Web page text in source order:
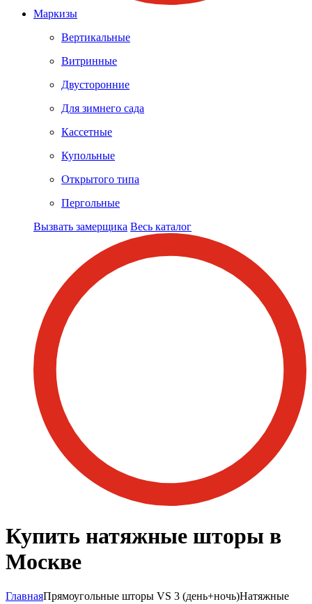
Маркизы
Вертикальные
Витринные
Двусторонние
Для зимнего сада
Кассетные
Купольные
Открытого типа
Пергольные
Вызвать замерщика Весь каталог
Купить натяжные шторы в
Москве
ГлавнаяПрямоугольные шторы VS 3 (день+ночь)Натяжные